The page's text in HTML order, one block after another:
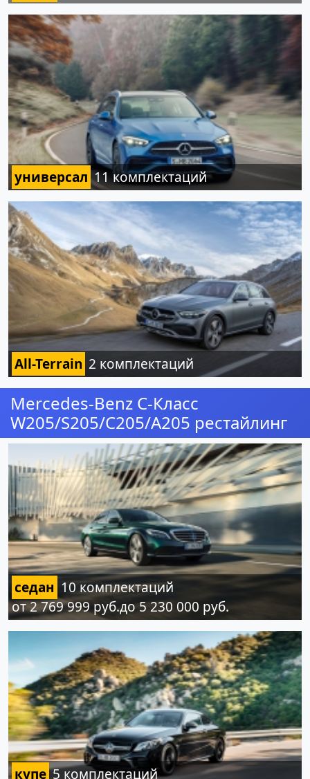
универсал11 комплектаций
All-Terrain 2 комплектаций
Mercedes-Benz C-Класс
W205/S205/C205/A205 рестайлинг
седан 10 комплектаций
от 2 769 999 руб.до 5 230 000 руб.
купе5 комплектаций